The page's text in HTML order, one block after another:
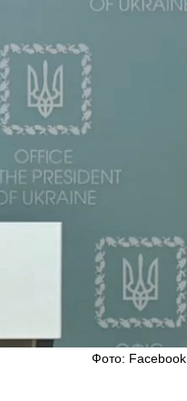
Фото: Facebook